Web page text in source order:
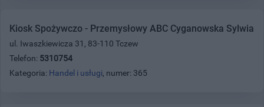
Kiosk Spożywczo - Przemysłowy ABC Cyganowska Sylwia
ul. Iwaszkiewicza 31, 83-110 Tczew
Telefon: 5310754
Kategoria: Handel i usługi, numer: 365